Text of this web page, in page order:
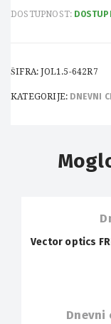
DOSTUPNOST:
ŠIFRA:JOL1.5-642R7
KATEGORIJE: DNEVNI
Vector optics